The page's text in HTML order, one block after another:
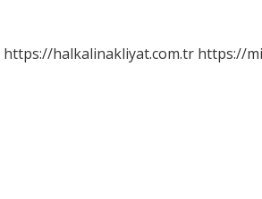
https://halkalinakliyat.com.tr https://